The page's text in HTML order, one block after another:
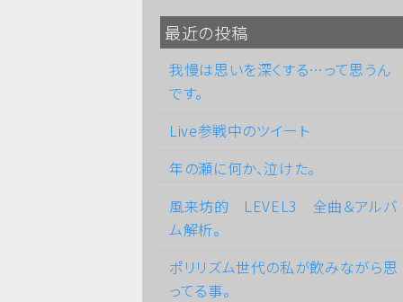
最近の投稿
我慢は思いを深くする…って思うん
です。
Live参戦中のツイート
年の瀬に何か、泣けた。
風来坊的 LEVEL3 全曲＆アルバ
ム解析。
ポリリズム世代の私が飲みながら思
ってる事。